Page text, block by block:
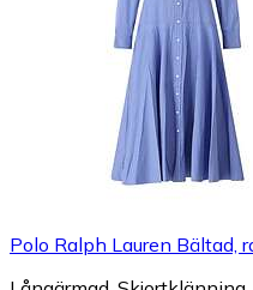
Polo Ralph Lauren Bältad,